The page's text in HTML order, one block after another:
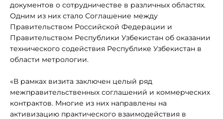
документов о сотрудничестве в различных областях.
Одним из них стало Соглашение между
Правительством Российской Федерации и
Правительством Республики Узбекистан об оказании
технического содействия Республике Узбекистан в
области метрологии.
«В рамках визита заключен целый ряд
межправительственных соглашений и коммерческих
контрактов. Многие из них направлены на
активизацию практического взаимодействия в